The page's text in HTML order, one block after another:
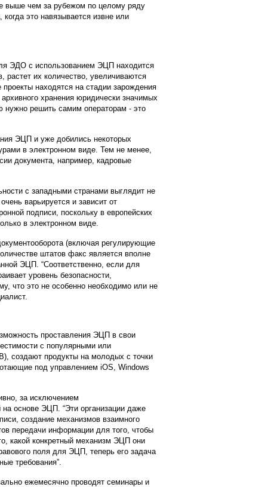
выше чем за рубежом по целому ряду
это навязывается извне или
ЭДО с использованием ЭЦП находится
их количество, увеличиваются
находятся на стадии зарождения
хранения юридически значимых
нужно решить самим операторам - это
ЭЦП и уже добились некоторых
в электронном виде. Тем не менее,
документа, например, кадровые
с западными странами выглядит не
варьируется и зависит от
подписи, поскольку в европейских
в электронном виде.
(включая регулирующие
штатов факс является вполне
ЭЦП. “Соответственно, если для
уровень безопасности,
что это не особенно необходимо или не
проставления ЭЦП в свои
с популярными или
создают продукты на молодых с точки
под управлением iOS, Windows
за исключением
на основе ЭЦП. “Эти организации даже
создание механизмов взаимного
передачи информации для того, чтобы
какой конкретный механизм ЭЦП они
поля для ЭЦП, теперь его задача
требования”.
ежемесячно проводят семинары и